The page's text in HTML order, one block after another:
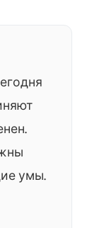
умы.